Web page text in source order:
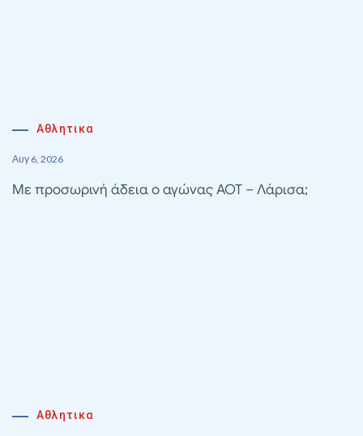
Αθλητικα
Αυγ 6, 2026
Με προσωρινή άδεια ο αγώνας ΑΟΤ – Λάρισα;
Αθλητικα